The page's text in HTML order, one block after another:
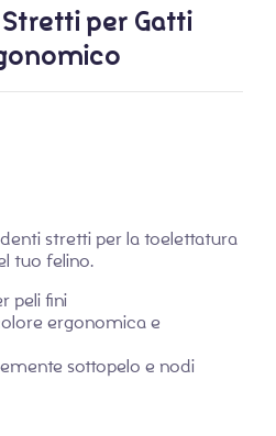
per Gatti
stretti per la toelettatura
tuo felino.
peli fini
ergonomica e
sottopelo e nodi